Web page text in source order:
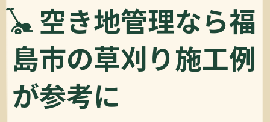
福島市草刈りの事例で放置草木もすっきり
解消
福島市草刈り施工なら安心の仕上がりを実
感
福島市草刈りで伸びた雑草を効率的に処理
福島市草刈り事例で害虫や防犯も万全に対
空き地管理なら福
島市の草刈り施工例
が参考に